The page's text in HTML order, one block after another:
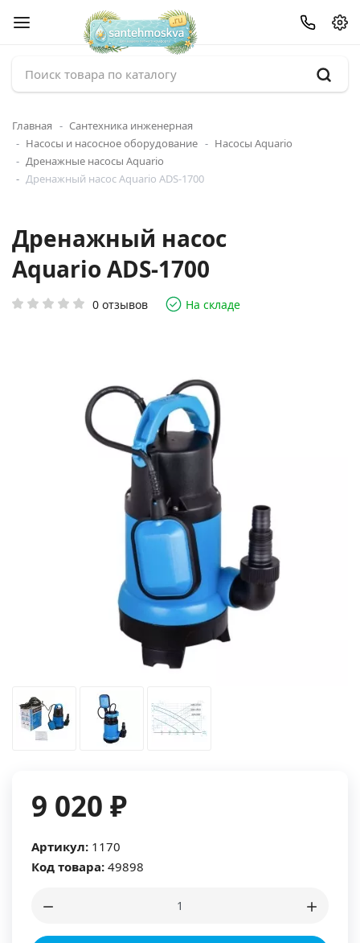
Главная
Сантехника инженерная
Насосы и насосное оборудование
Насосы Aquario
Дренажные насосы Aquario
Дренажный насос Aquario ADS-1700
Дренажный насос
Aquario ADS-1700
0 отзывов На складе
9 020 ₽
Артикул: 1170
Код товара: 49898